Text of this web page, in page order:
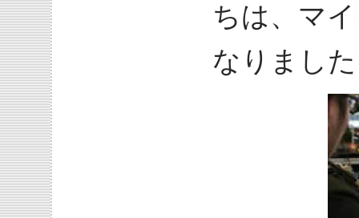
ちは、マ
なりまし